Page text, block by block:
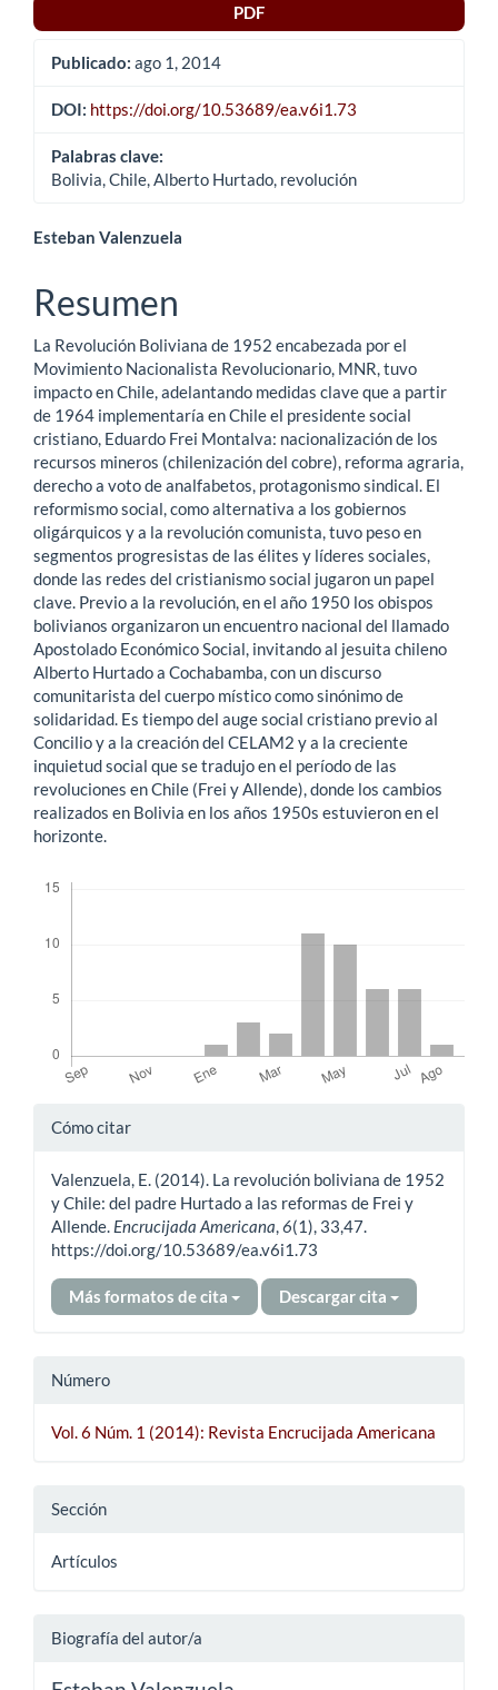
PDF
Publicado: ago 1, 2014
DOI: https://doi.org/10.53689/ea.v6i1.73
Palabras clave:
Bolivia, Chile, Alberto Hurtado, revolución
Contenido
principal
del
artículo
Esteban Valenzuela
Resumen
La Revolución Boliviana de 1952 encabezada por el
Movimiento Nacionalista Revolucionario, MNR, tuvo
impacto en Chile, adelantando medidas clave que a partir
de 1964 implementaría en Chile el presidente social
cristiano, Eduardo Frei Montalva: nacionalización de los
recursos mineros (chilenización del cobre), reforma agraria,
derecho a voto de analfabetos, protagonismo sindical. El
reformismo social, como alternativa a los gobiernos
oligárquicos y a la revolución comunista, tuvo peso en
segmentos progresistas de las élites y líderes sociales,
donde las redes del cristianismo social jugaron un papel
clave. Previo a la revolución, en el año 1950 los obispos
bolivianos organizaron un encuentro nacional del llamado
Apostolado Económico Social, invitando al jesuita chileno
Alberto Hurtado a Cochabamba, con un discurso
comunitarista del cuerpo místico como sinónimo de
solidaridad. Es tiempo del auge social cristiano previo al
Concilio y a la creación del CELAM2 y a la creciente
inquietud social que se tradujo en el período de las
revoluciones en Chile (Frei y Allende), donde los cambios
realizados en Bolivia en los años 1950s estuvieron en el
horizonte.
Detalles
artículo
Cómo citar
Valenzuela, E. (2014). La revolución boliviana de 1952
y Chile: del padre Hurtado a las reformas de Frei y
Allende. Encrucijada Americana,6(1), 33,47.
https://doi.org/10.53689/ea.v6i1.73
Más formatos de cita Descargar cita
Número
Vol. 6 Núm. 1 (2014): Revista Encrucijada Americana
Sección
Artículos
Biografía del autor/a